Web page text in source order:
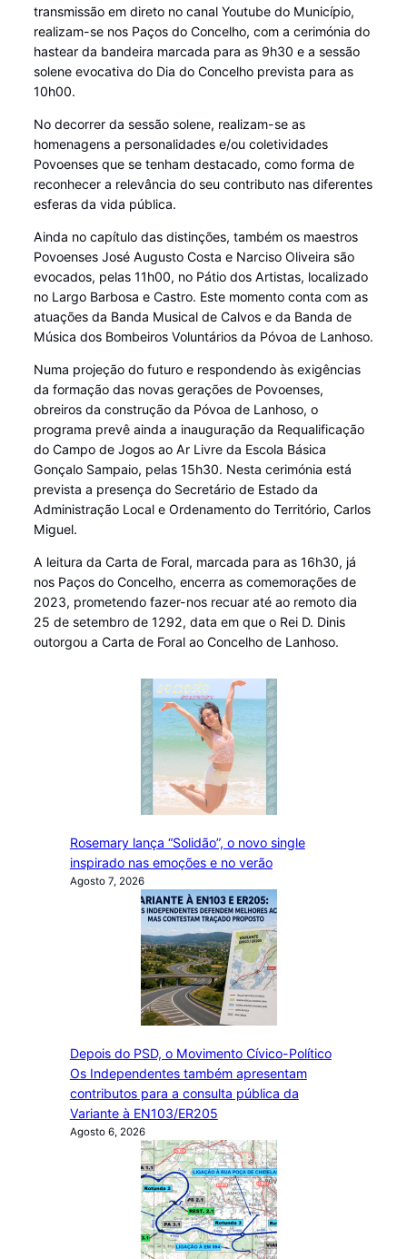
transmissão em direto no canal Youtube do Município,
realizam-se nos Paços do Concelho, com a cerimónia do
hastear da bandeira marcada para as 9h30 e a sessão
solene evocativa do Dia do Concelho prevista para as
10h00.
No decorrer da sessão solene, realizam-se as
homenagens a personalidades e/ou coletividades
Povoenses que se tenham destacado, como forma de
reconhecer a relevância do seu contributo nas diferentes
esferas da vida pública.
Ainda no capítulo das distinções, também os maestros
Povoenses José Augusto Costa e Narciso Oliveira são
evocados, pelas 11h00, no Pátio dos Artistas, localizado
no Largo Barbosa e Castro. Este momento conta com as
atuações da Banda Musical de Calvos e da Banda de
Música dos Bombeiros Voluntários da Póvoa de Lanhoso.
Numa projeção do futuro e respondendo às exigências
da formação das novas gerações de Povoenses,
obreiros da construção da Póvoa de Lanhoso, o
programa prevê ainda a inauguração da Requalificação
do Campo de Jogos ao Ar Livre da Escola Básica
Gonçalo Sampaio, pelas 15h30. Nesta cerimónia está
prevista a presença do Secretário de Estado da
Administração Local e Ordenamento do Território, Carlos
Miguel.
A leitura da Carta de Foral, marcada para as 16h30, já
nos Paços do Concelho, encerra as comemorações de
2023, prometendo fazer-nos recuar até ao remoto dia
25 de setembro de 1292, data em que o Rei D. Dinis
outorgou a Carta de Foral ao Concelho de Lanhoso.
Rosemary lança “Solidão”, o novo single
inspirado nas emoções e no verão
Agosto 7, 2026
Depois do PSD, o Movimento Cívico-Político
Os Independentes também apresentam
contributos para a consulta pública da
Variante à EN103/ER205
Agosto 6, 2026